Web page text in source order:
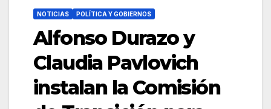
NOTICIAS POLÍTICA Y GOBIERNOS
Alfonso Durazo y
Claudia Pavlovich
instalan la Comisión